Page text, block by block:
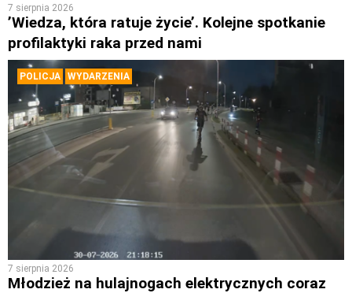
7 sierpnia 2026
’Wiedza, która ratuje życie’. Kolejne spotkanie
profilaktyki raka przed nami
POLICJA WYDARZENIA
7 sierpnia 2026
Młodzież na hulajnogach elektrycznych coraz